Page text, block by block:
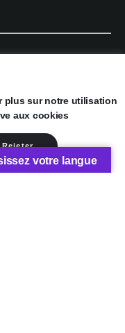
plus sur notre utilisation
aux cookies
Rejeter
votre langue